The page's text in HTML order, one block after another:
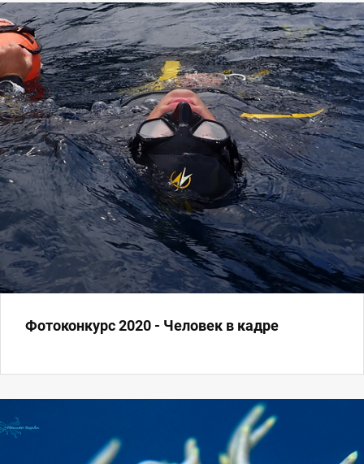
Фотоконкурс 2020 - Человек в кадре